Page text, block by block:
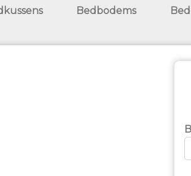
Bedbodems